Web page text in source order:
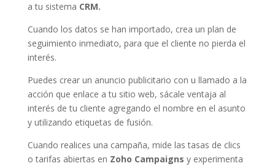
a tu sistema CRM.
Cuando los datos se han importado, crea un plan de
seguimiento inmediato, para que el cliente no pierda el
interés.
Puedes crear un anuncio publicitario con u llamado a la
acción que enlace a tu sitio web, sácale ventaja al
interés de tu cliente agregando el nombre en el asunto
y utilizando etiquetas de fusión.
Cuando realices una campaña, mide las tasas de clics
o tarifas abiertas en Zoho Campaigns y experimenta